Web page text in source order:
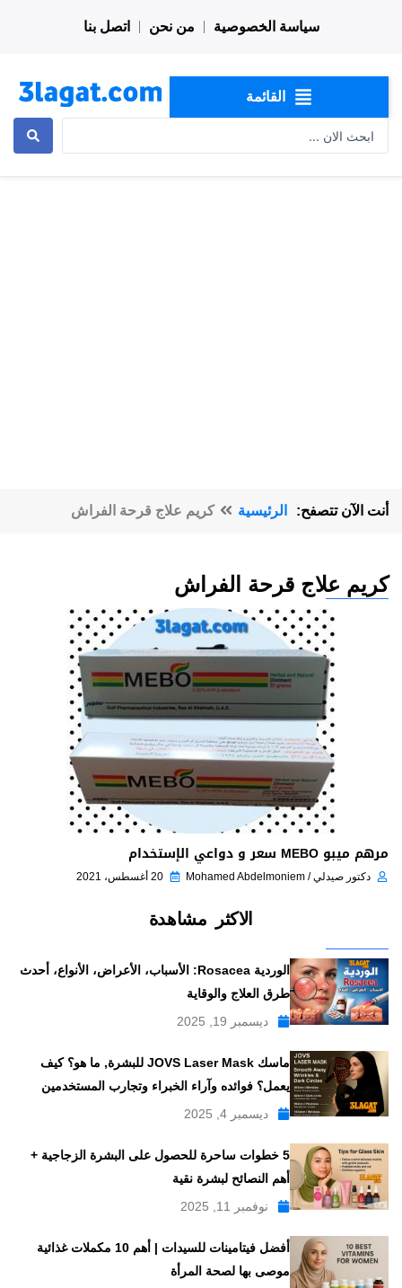
سياسة الخصوصية من نحن اتصل بنا
القائمة
أنت الآن تتصفح: الرئيسية كريم علاج قرحة الفراش
كريم علاج قرحة الفراش
مرهم ميبو MEBO سعر و دواعي الإستخدام
دكتور صيدلي / Mohamed Abdelmoniem 20 أغسطس، 2021
الاكثر مشاهدة
الوردية Rosacea: الأسباب، الأعراض، الأنواع، أحدث
طرق العلاج والوقاية
ديسمبر 19, 2025
ماسك JOVS Laser Mask للبشرة, ما هو؟ كيف
يعمل؟ فوائده وآراء الخبراء وتجارب المستخدمين
ديسمبر 4, 2025
5 خطوات ساحرة للحصول على البشرة الزجاجية +
أهم النصائح لبشرة نقية
نوفمبر 11, 2025
أفضل فيتامينات للسيدات | أهم 10 مكملات غذائية
موصى بها لصحة المرأة